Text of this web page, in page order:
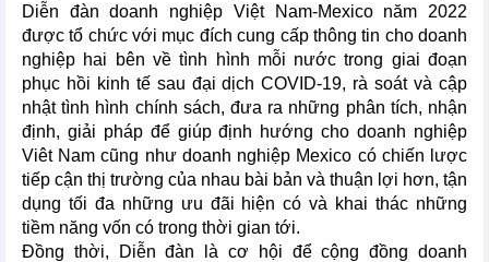
Diễn đàn doanh nghiệp Việt Nam-Mexico năm 2022
được tổ chức với mục đích cung cấp thông tin cho doanh
nghiệp hai bên về tình hình mỗi nước trong giai đoạn
phục hồi kinh tế sau đại dịch COVID-19, rà soát và cập
nhật tình hình chính sách, đưa ra những phân tích, nhận
định, giải pháp để giúp định hướng cho doanh nghiệp
Viêt Nam cũng như doanh nghiệp Mexico có chiến lược
tiếp cận thị trường của nhau bài bản và thuận lợi hơn, tận
dụng tối đa những ưu đãi hiện có và khai thác những
tiềm năng vốn có trong thời gian tới.
Đồng thời, Diễn đàn là cơ hội để cộng đồng doanh